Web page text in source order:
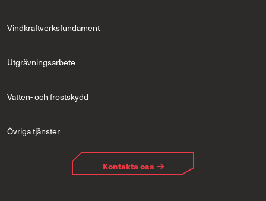
Vindkraftverksfundament
Utgrävningsarbete
Vatten- och frostskydd
Övriga tjänster
Kontakta oss